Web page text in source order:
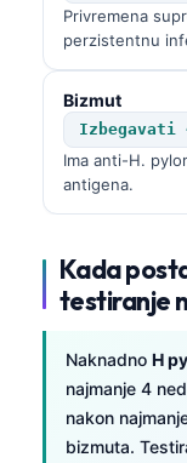
Privremena
perzistentnu
Bizmut
Izbegavati
Ima anti-H.
antigena.
Kada
testiranje
Naknadno H
najmanje 4
nakon
bizmuta.
ئۇيغۇرچە
Кыргызча
Татар теле
Esperanto
Norsk